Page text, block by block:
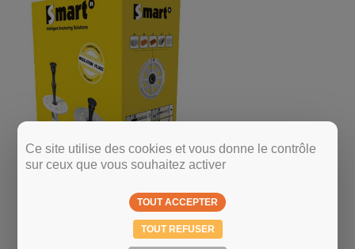
Ce site utilise des cookies et vous donne le contrôle
sur ceux que vous souhaitez activer
TOUT ACCEPTER
TOUT REFUSER